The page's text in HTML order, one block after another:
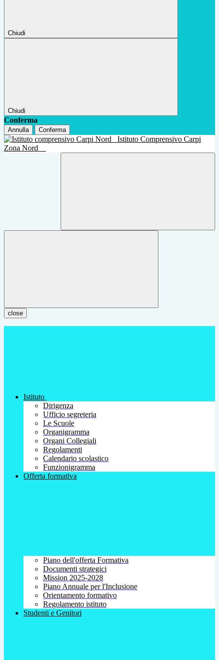
Chiudi
Chiudi
Conferma
Annulla Conferma
Istituto Comprensivo Carpi
Zona Nord
close
Istituto
Dirigenza
Ufficio segreteria
Le Scuole
Organigramma
Organi Collegiali
Regolamenti
Calendario scolastico
Funzionigramma
Offerta formativa
Piano dell'offerta Formativa
Documenti strategici
Mission 2025-2028
Piano Annuale per l'Inclusione
Orientamento formativo
Regolamento istituto
Studenti e Genitori